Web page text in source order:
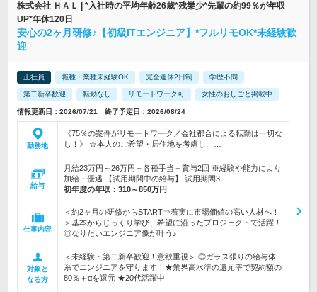
株式会社 ＨＡＬ | *入社時の平均年齢26歳*残業少*先輩の約99％が年収
UP*年休120日
安心の2ヶ月研修♪【初級ITエンジニア】*フルリモOK*未経験歓
迎
正社員 職種・業種未経験OK 完全週休2日制 学歴不問
第二新卒歓迎 転勤なし リモートワーク可 女性のおしごと掲載中
情報更新日：2026/07/21 終了予定日：2026/08/24
勤務地
《75％の案件がリモートワーク／会社都合による転勤は一切な
し！》 ☆本人のご希望・居住地を考慮し、…
給与
月給23万円～26万円＋各種手当＋賞与2回 ※経験や能力により
加給・優遇 【試用期間中の給与】 試用期間3…
初年度の年収： 310～850万円
仕事内容
＜約2ヶ月の研修からSTART⇒着実に市場価値の高い人材へ！
＞基本からじっくり学び、希望に沿ったプロジェクトで活躍！
◎なりたいエンジニア像が叶う♪
対象と
なる方
＜未経験・第二新卒歓迎！意欲重視＞ ◎ガラス張りの給与体
系でエンジニアを守ります！★業界高水準の還元率で契約額の
80％＋αを還元 ★20代活躍中